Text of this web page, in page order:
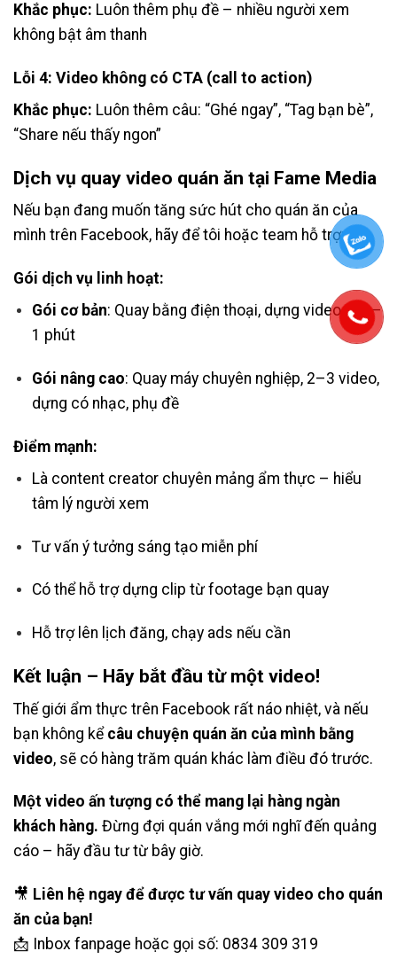
Khắc phục: Luôn thêm phụ đề – nhiều người xem
không bật âm thanh
Lỗi 4: Video không có CTA (call to action)
Khắc phục: Luôn thêm câu: “Ghé ngay”, “Tag bạn bè”,
“Share nếu thấy ngon”
Dịch vụ quay video quán ăn tại Fame Media
Nếu bạn đang muốn tăng sức hút cho quán ăn của
mình trên Facebook, hãy để tôi hoặc team hỗ trợ:
Gói dịch vụ linh hoạt:
Gói cơ bản: Quay bằng điện thoại, dựng video 30s–
1 phút
Gói nâng cao: Quay máy chuyên nghiệp, 2–3 video,
dựng có nhạc, phụ đề
Điểm mạnh:
Là content creator chuyên mảng ẩm thực – hiểu
tâm lý người xem
Tư vấn ý tưởng sáng tạo miễn phí
Có thể hỗ trợ dựng clip từ footage bạn quay
Hỗ trợ lên lịch đăng, chạy ads nếu cần
Kết luận – Hãy bắt đầu từ một video!
Thế giới ẩm thực trên Facebook rất náo nhiệt, và nếu
bạn không kể câu chuyện quán ăn của mình bằng
video, sẽ có hàng trăm quán khác làm điều đó trước.
Một video ấn tượng có thể mang lại hàng ngàn
khách hàng. Đừng đợi quán vắng mới nghĩ đến quảng
cáo – hãy đầu tư từ bây giờ.
🎥 Liên hệ ngay để được tư vấn quay video cho quán
ăn của bạn!
📩 Inbox fanpage hoặc gọi số: 0834 309 319